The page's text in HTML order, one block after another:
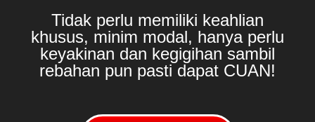
Tidak perlu memiliki keahlian
khusus, minim modal, hanya perlu
keyakinan dan kegigihan sambil
rebahan pun pasti dapat CUAN!